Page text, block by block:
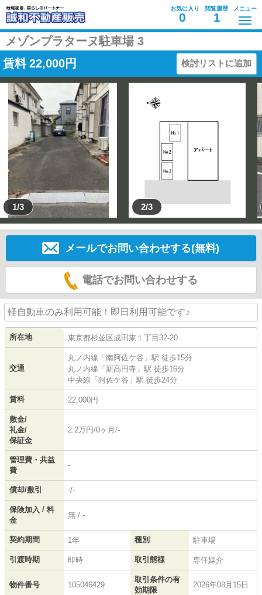
お気に入り
0
閲覧履歴
1
メニュー
メゾンプラターヌ駐車場 3
賃料 22,000円 検討リストに追加
1/3 2/3
メールでお問い合わせする(無料)
電話でお問い合わせする
軽自動車のみ利用可能！即日利用可能です♪
所在地 東京都杉並区成田東 １丁目32-20
交通
丸ノ内線 「 南阿佐ケ谷 」駅 徒歩15分
丸ノ内線 「 新高円寺 」駅 徒歩16分
中央線 「 阿佐ケ谷 」駅 徒歩24分
賃料 22,000円
敷金/
礼金/
保証金
2.2万円/0ヶ月/-
管理費・共益
費
-
償却/敷引 -/-
保険加入 / 料
金
無 / -
契約期間 1年 種別 駐車場
引渡時期 即時 取引態様 専任媒介
物件番号 105046429
取引条件の有
効期限
2026年08月15日